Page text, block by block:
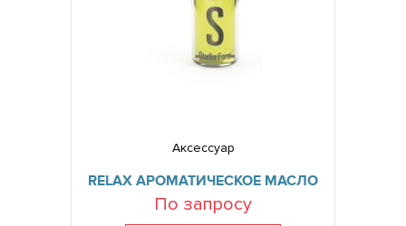
Аксессуар
RELAX АРОМАТИЧЕСКОЕ МАСЛО
По запросу